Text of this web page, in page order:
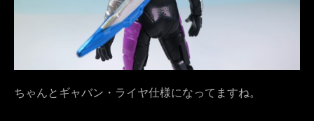
ちゃんとギャバン・ライヤ仕様になってますね。